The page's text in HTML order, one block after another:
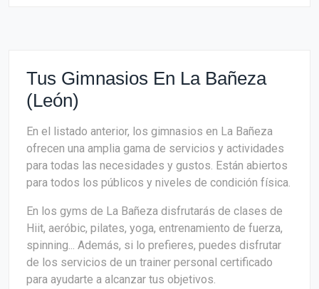
Tus Gimnasios En La Bañeza
(León)
En el listado anterior, los gimnasios en La Bañeza
ofrecen una amplia gama de servicios y actividades
para todas las necesidades y gustos. Están abiertos
para todos los públicos y niveles de condición física.
En los gyms de La Bañeza disfrutarás de clases de
Hiit, aeróbic, pilates, yoga, entrenamiento de fuerza,
spinning... Además, si lo prefieres, puedes disfrutar
de los servicios de un trainer personal certificado
para ayudarte a alcanzar tus objetivos.